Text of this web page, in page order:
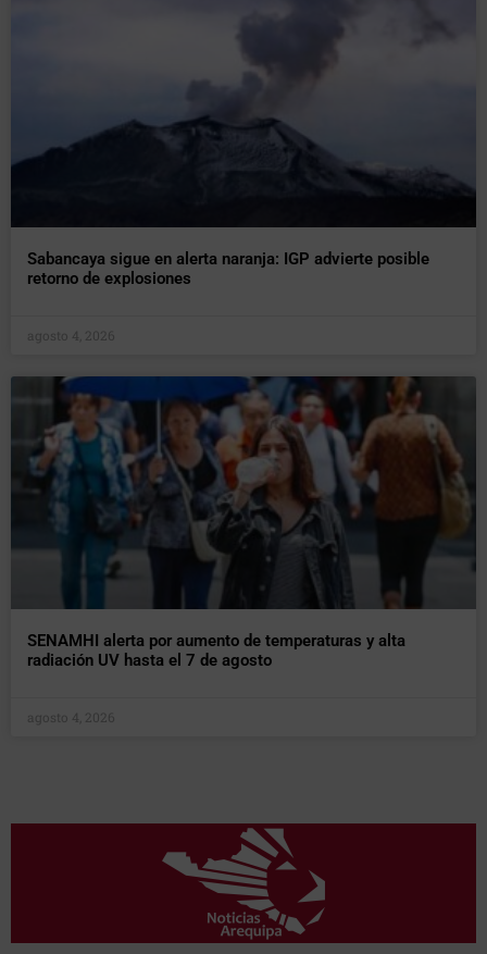
Sabancaya sigue en alerta naranja: IGP advierte posible
retorno de explosiones
agosto 4, 2026
SENAMHI alerta por aumento de temperaturas y alta
radiación UV hasta el 7 de agosto
agosto 4, 2026